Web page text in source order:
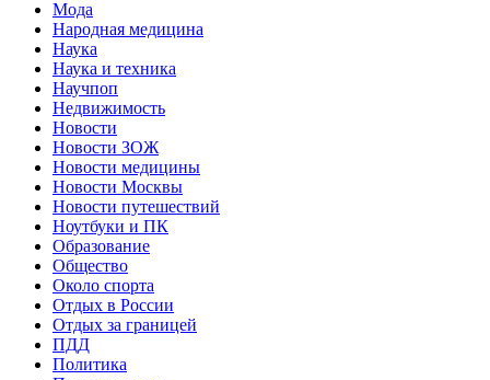
Мода
Народная медицина
Наука
Наука и техника
Научпоп
Недвижимость
Новости
Новости ЗОЖ
Новости медицины
Новости Москвы
Новости путешествий
Ноутбуки и ПК
Образование
Общество
Около спорта
Отдых в России
Отдых за границей
ПДД
Политика